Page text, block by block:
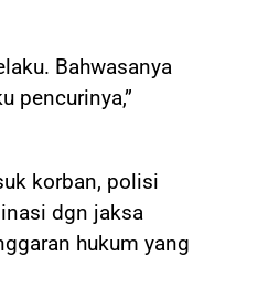
Bahwasanya
pencurinya,”
korban, polisi
dgn jaksa
hukum yang